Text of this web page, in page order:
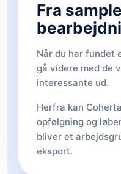
Fra
Når du har fundet
gå videre med de
interessante ud.
Herfra kan
opfølgning og
bliver et
eksport.